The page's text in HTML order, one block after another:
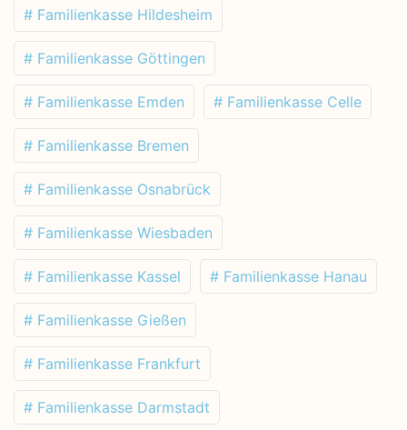
# Familienkasse Hildesheim
# Familienkasse Göttingen
# Familienkasse Emden # Familienkasse Celle
# Familienkasse Bremen
# Familienkasse Osnabrück
# Familienkasse Wiesbaden
# Familienkasse Kassel # Familienkasse Hanau
# Familienkasse Gießen
# Familienkasse Frankfurt
# Familienkasse Darmstadt